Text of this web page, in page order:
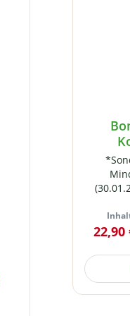
(30.01.2027)
mit
(statt
22,90